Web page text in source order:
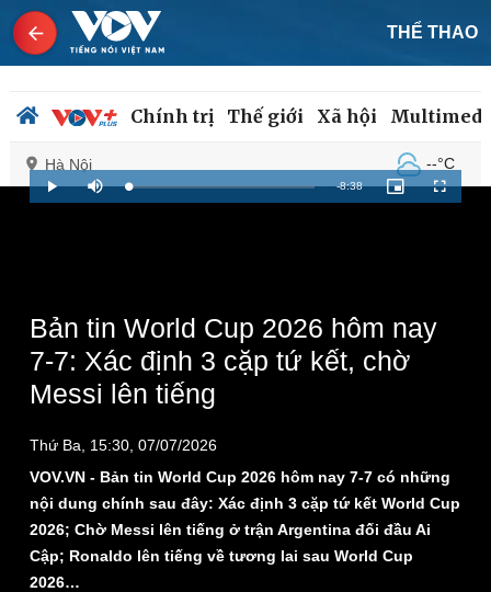
THỂ THAO
Chính trị Thế giới Xã hội
Hà Nội --°C
Tổ chức nhân sự
Quốc hội
Nhận diện sự thật
Dự báo thời tiết
Giáo dục
Dấu ấn VOV
Play Mute Loaded:
1.04%
Remaining
-8:38
Picture-
in-
Fullscreen
Bản tin World Cup 2026 hôm nay
7-7: Xác định 3 cặp tứ kết, chờ
Messi lên tiếng
Thứ Ba, 15:30, 07/07/2026
VOV.VN - Bản tin World Cup 2026 hôm nay 7-7 có những
nội dung chính sau đây: Xác định 3 cặp tứ kết World Cup
2026; Chờ Messi lên tiếng ở trận Argentina đối đầu Ai
Cập; Ronaldo lên tiếng về tương lai sau World Cup
2026…